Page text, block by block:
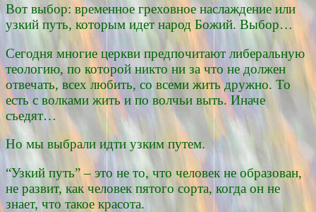
Вот выбор: временное греховное наслаждение или
узкий путь, которым идет народ Божий. Выбор…
Сегодня многие церкви предпочитают либеральную
теологию, по которой никто ни за что не должен
отвечать, всех любить, со всеми жить дружно. То
есть с волками жить и по волчьи выть. Иначе
съедят…
Но мы выбрали идти узким путем.
“Узкий путь” – это не то, что человек не образован,
не развит, как человек пятого сорта, когда он не
знает, что такое красота.